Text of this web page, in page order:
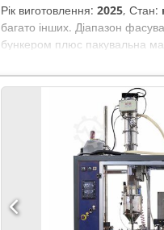
Рік виготовлення: 2025, Стан:
багато інших. Діапазон
бункером плюс пакувальна
(при вазі 10 кг) - Вага
додаткового